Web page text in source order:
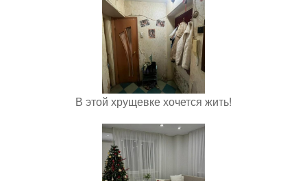
В этой хрущевке хочется жить!